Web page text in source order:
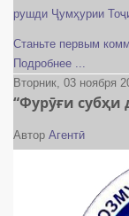
рушди Ҷумҳурии
Станьте первым
Подробнее ...
Вторник, 03 ноября
“Фурӯғи субҳи
Автор Агентӣ